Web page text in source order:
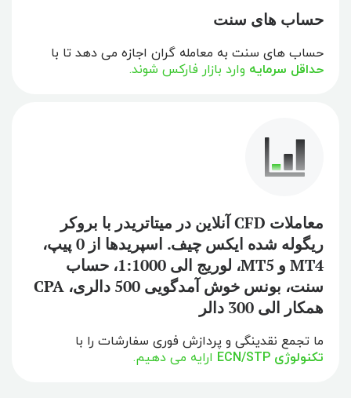
حساب های سنت
حساب های سنت به معامله گران اجازه می دهد تا با
حداقل سرمایه وارد بازار فارکس شوند.
معاملات CFD آنلاین در میتاتریدر با بروکر
ریگوله شده ایکس چیف. اسپریدها از 0 پیپ،
MT4 و MT5، لوریج الی 1:1000، حساب
سنت، بونس خوش آمدگویی 500 دالری، CPA
همکار الی 300 دالر
ما تجمع نقدینگی و پردازش فوری سفارشات را با
تکنولوژی ECN/STP
ارایه می دهیم.